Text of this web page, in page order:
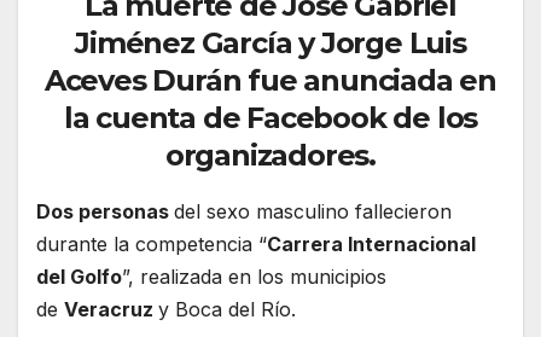
Jiménez García y Jorge Luis
Aceves Durán fue anunciada en
la cuenta de Facebook de los
organizadores.
Dos personas del sexo masculino fallecieron
durante la competencia “Carrera Internacional
del Golfo”, realizada en los municipios
de Veracruz y Boca del Río.